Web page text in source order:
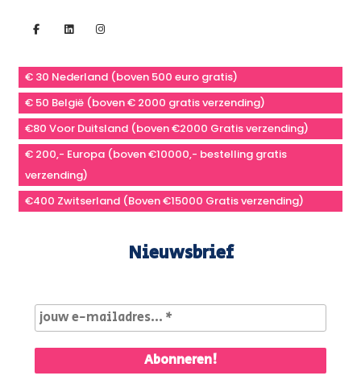
€ 30 Nederland (boven 500 euro gratis)
€ 50 België (boven € 2000 gratis verzending)
€80 Voor Duitsland (boven €2000 Gratis verzending)
€ 200,- Europa (boven €10000,- bestelling gratis
verzending)
€400 Zwitserland (Boven €15000 Gratis verzending)
Nieuwsbrief